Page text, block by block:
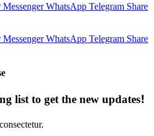
Messenger WhatsApp Telegram Share
Messenger WhatsApp Telegram Share
list to get the new updates!